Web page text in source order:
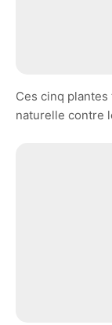
Ces cinq
naturelle contre